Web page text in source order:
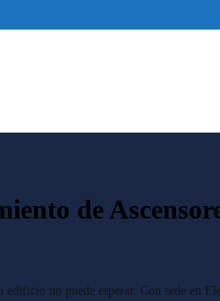
de
no puede esperar. Con sede en